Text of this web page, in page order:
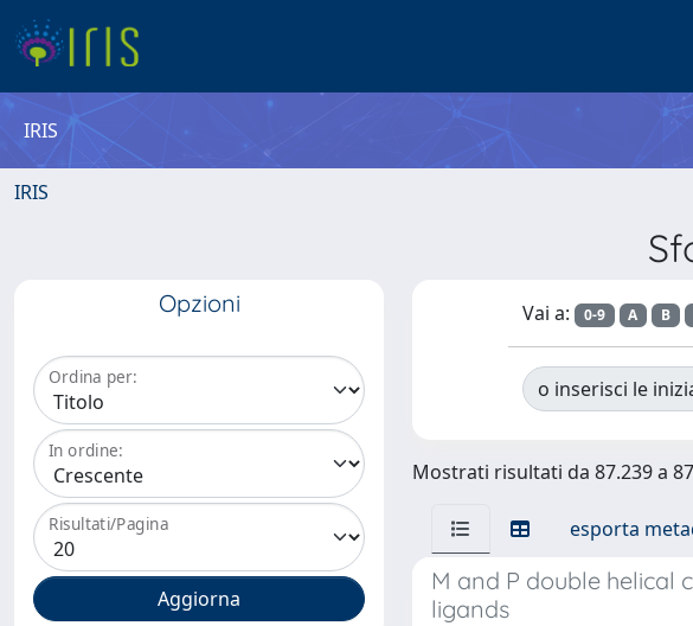
IRIS
IRIS
Opzioni
Ordina per:
In ordine:
Risultati/Pagina
Vai a: 0-9 A B
o inserisci le
Mostrati risultati da 87.239 a
esporta
M and P double helical
ligands